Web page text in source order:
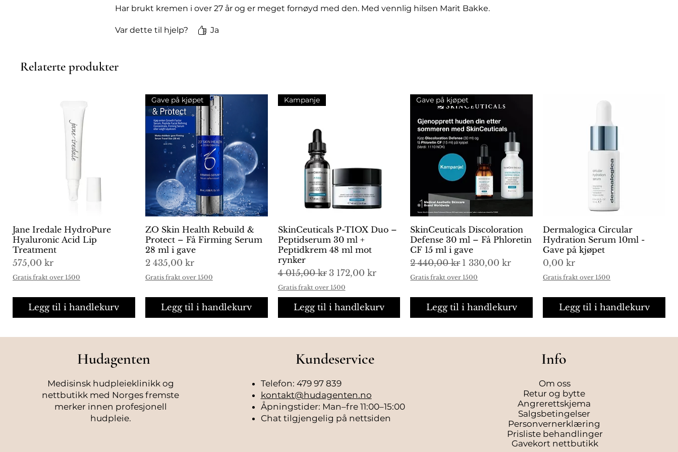
tidlig aldring av huden, hudskader,
Har brukt kremen i over 27 år og er meget fornøyd med den. Med vennlig hilsen Marit Bakke.
Var dette til hjelp? Ja
Relaterte produkter
Hurtigvisning
Jane Iredale HydroPure
Hyaluronic Acid Lip
Treatment
Pris
575,00 kr
Gratis frakt over 1500
Legg til i handlekurv
Hurtigvisning
Gave på kjøpet
ZO Skin Health Rebuild &
Protect – Få Firming Serum
28 ml i gave
Pris
2 435,00 kr
Gratis frakt over 1500
Legg til i handlekurv
Hurtigvisning
Kampanje
SkinCeuticals P-TIOX Duo –
Peptidserum 30 ml +
Peptidkrem 48 ml mot
rynker
Vanlig pris
4 015,00 kr Salgspris
3 172,00 kr
Gratis frakt over 1500
Legg til i handlekurv
Hurtigvisning
Gave på kjøpet
SkinCeuticals Discoloration
Defense 30 ml – Få Phloretin
CF 15 ml i gave
Vanlig pris
2 440,00 kr Salgspris
1 330,00 kr
Gratis frakt over 1500
Legg til i handlekurv
Hurtigvisning
Dermalogica Circular
Hydration Serum 10ml -
Gave på kjøpet
Pris
0,00 kr
Gratis frakt over 1500
Legg til i handlekurv
Hudagenten
Medisinsk hudpleieklinikk og
nettbutikk med Norges fremste
merker innen profesjonell
hudpleie.
Kundeservice
Telefon: 479 97 839
kontakt@hudagenten.no
Åpningstider: Man–fre 11:00–15:00
Chat tilgjengelig på nettsiden
Info
Om oss
Retur og bytte
Angrerettskjema
Salgsbetingelser
Personvernerklæring
Gavekort nettbutikk
Prisliste behandlinger